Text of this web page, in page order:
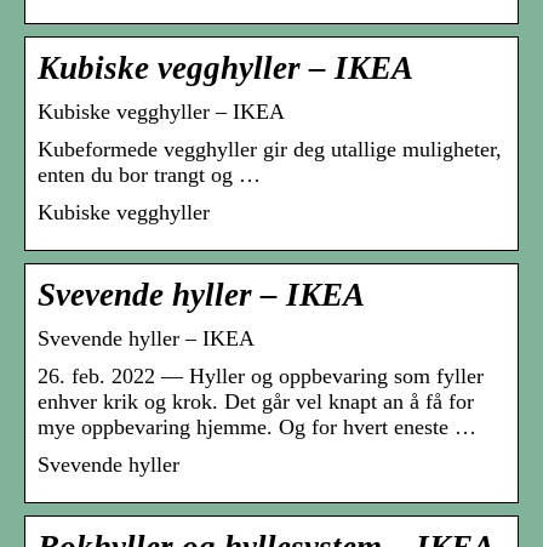
Kubiske vegghyller – IKEA
Kubiske vegghyller – IKEA
Kubeformede vegghyller gir deg utallige muligheter,
enten du bor trangt og …
Kubiske vegghyller
Svevende hyller – IKEA
Svevende hyller – IKEA
26. feb. 2022 — Hyller og oppbevaring som fyller
enhver krik og krok. Det går vel knapt an å få for
mye oppbevaring hjemme. Og for hvert eneste …
Svevende hyller